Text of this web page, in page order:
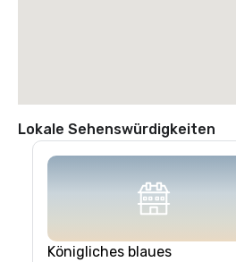
Lokale Sehenswürdigkeiten
Königliches blaues